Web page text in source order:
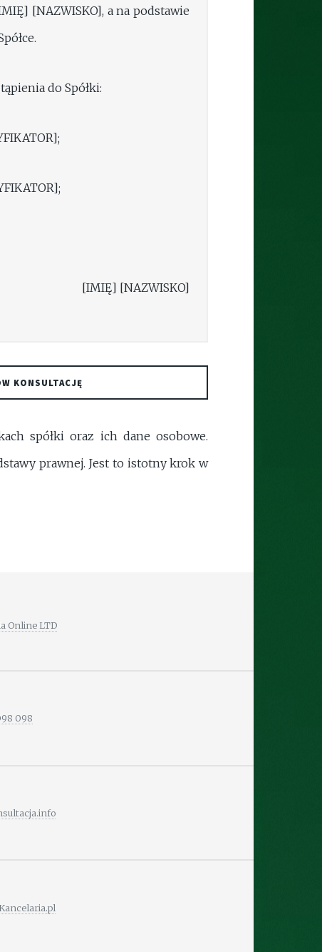
[NAZWISKO], a na podstawie
do Spółki:
[IMIĘ] [NAZWISKO]
KONSULTACJĘ
spółki oraz ich dane osobowe.
prawnej. Jest to istotny krok w
Online LTD
098